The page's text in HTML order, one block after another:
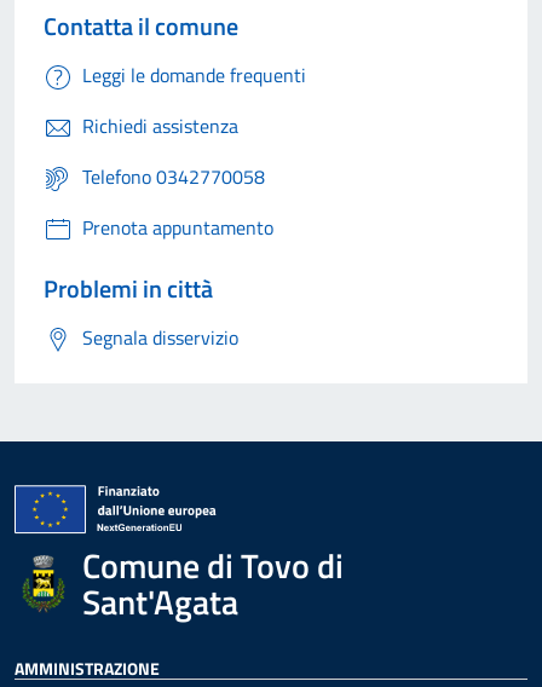
Contatta il comune
Leggi le domande frequenti
Richiedi assistenza
Telefono 0342770058
Prenota appuntamento
Problemi in città
Segnala disservizio
Comune di Tovo di
Sant'Agata
AMMINISTRAZIONE